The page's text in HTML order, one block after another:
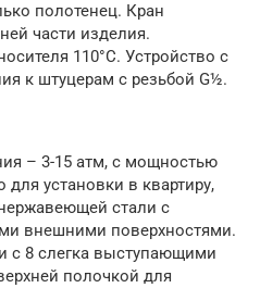
полотенец. Кран
части изделия.
110°С. Устройство с
к штуцерам с резьбой G½.
– 3-15 атм, с мощностью
установки в квартиру,
стали с
внешними поверхностями.
с 8 слегка выступающими
полочкой для